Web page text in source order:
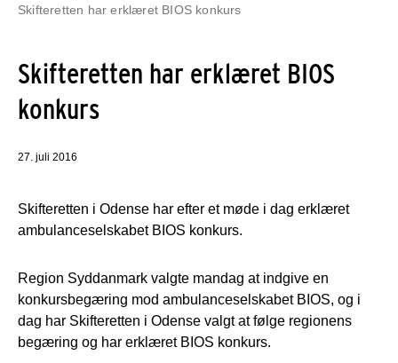
Skifteretten har erklæret BIOS konkurs
Skifteretten har erklæret BIOS
konkurs
27. juli 2016
Skifteretten i Odense har efter et møde i dag erklæret
ambulanceselskabet BIOS konkurs.
Region Syddanmark valgte mandag at indgive en
konkursbegæring mod ambulanceselskabet BIOS, og i
dag har Skifteretten i Odense valgt at følge regionens
begæring og har erklæret BIOS konkurs.